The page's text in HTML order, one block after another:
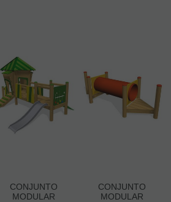
CONJUNTO
MODULAR
CONJUNTO
MODULAR